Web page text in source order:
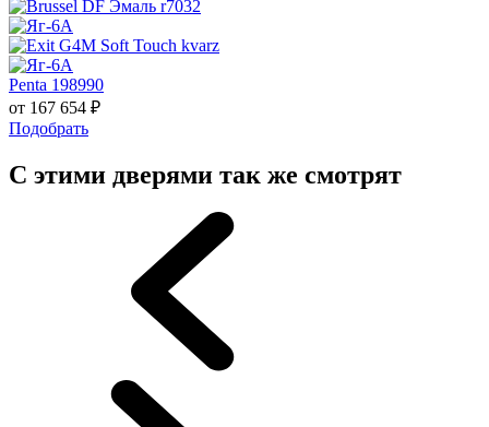
Penta 198990
от 167 654 ₽
Подобрать
С этими дверями так же смотрят